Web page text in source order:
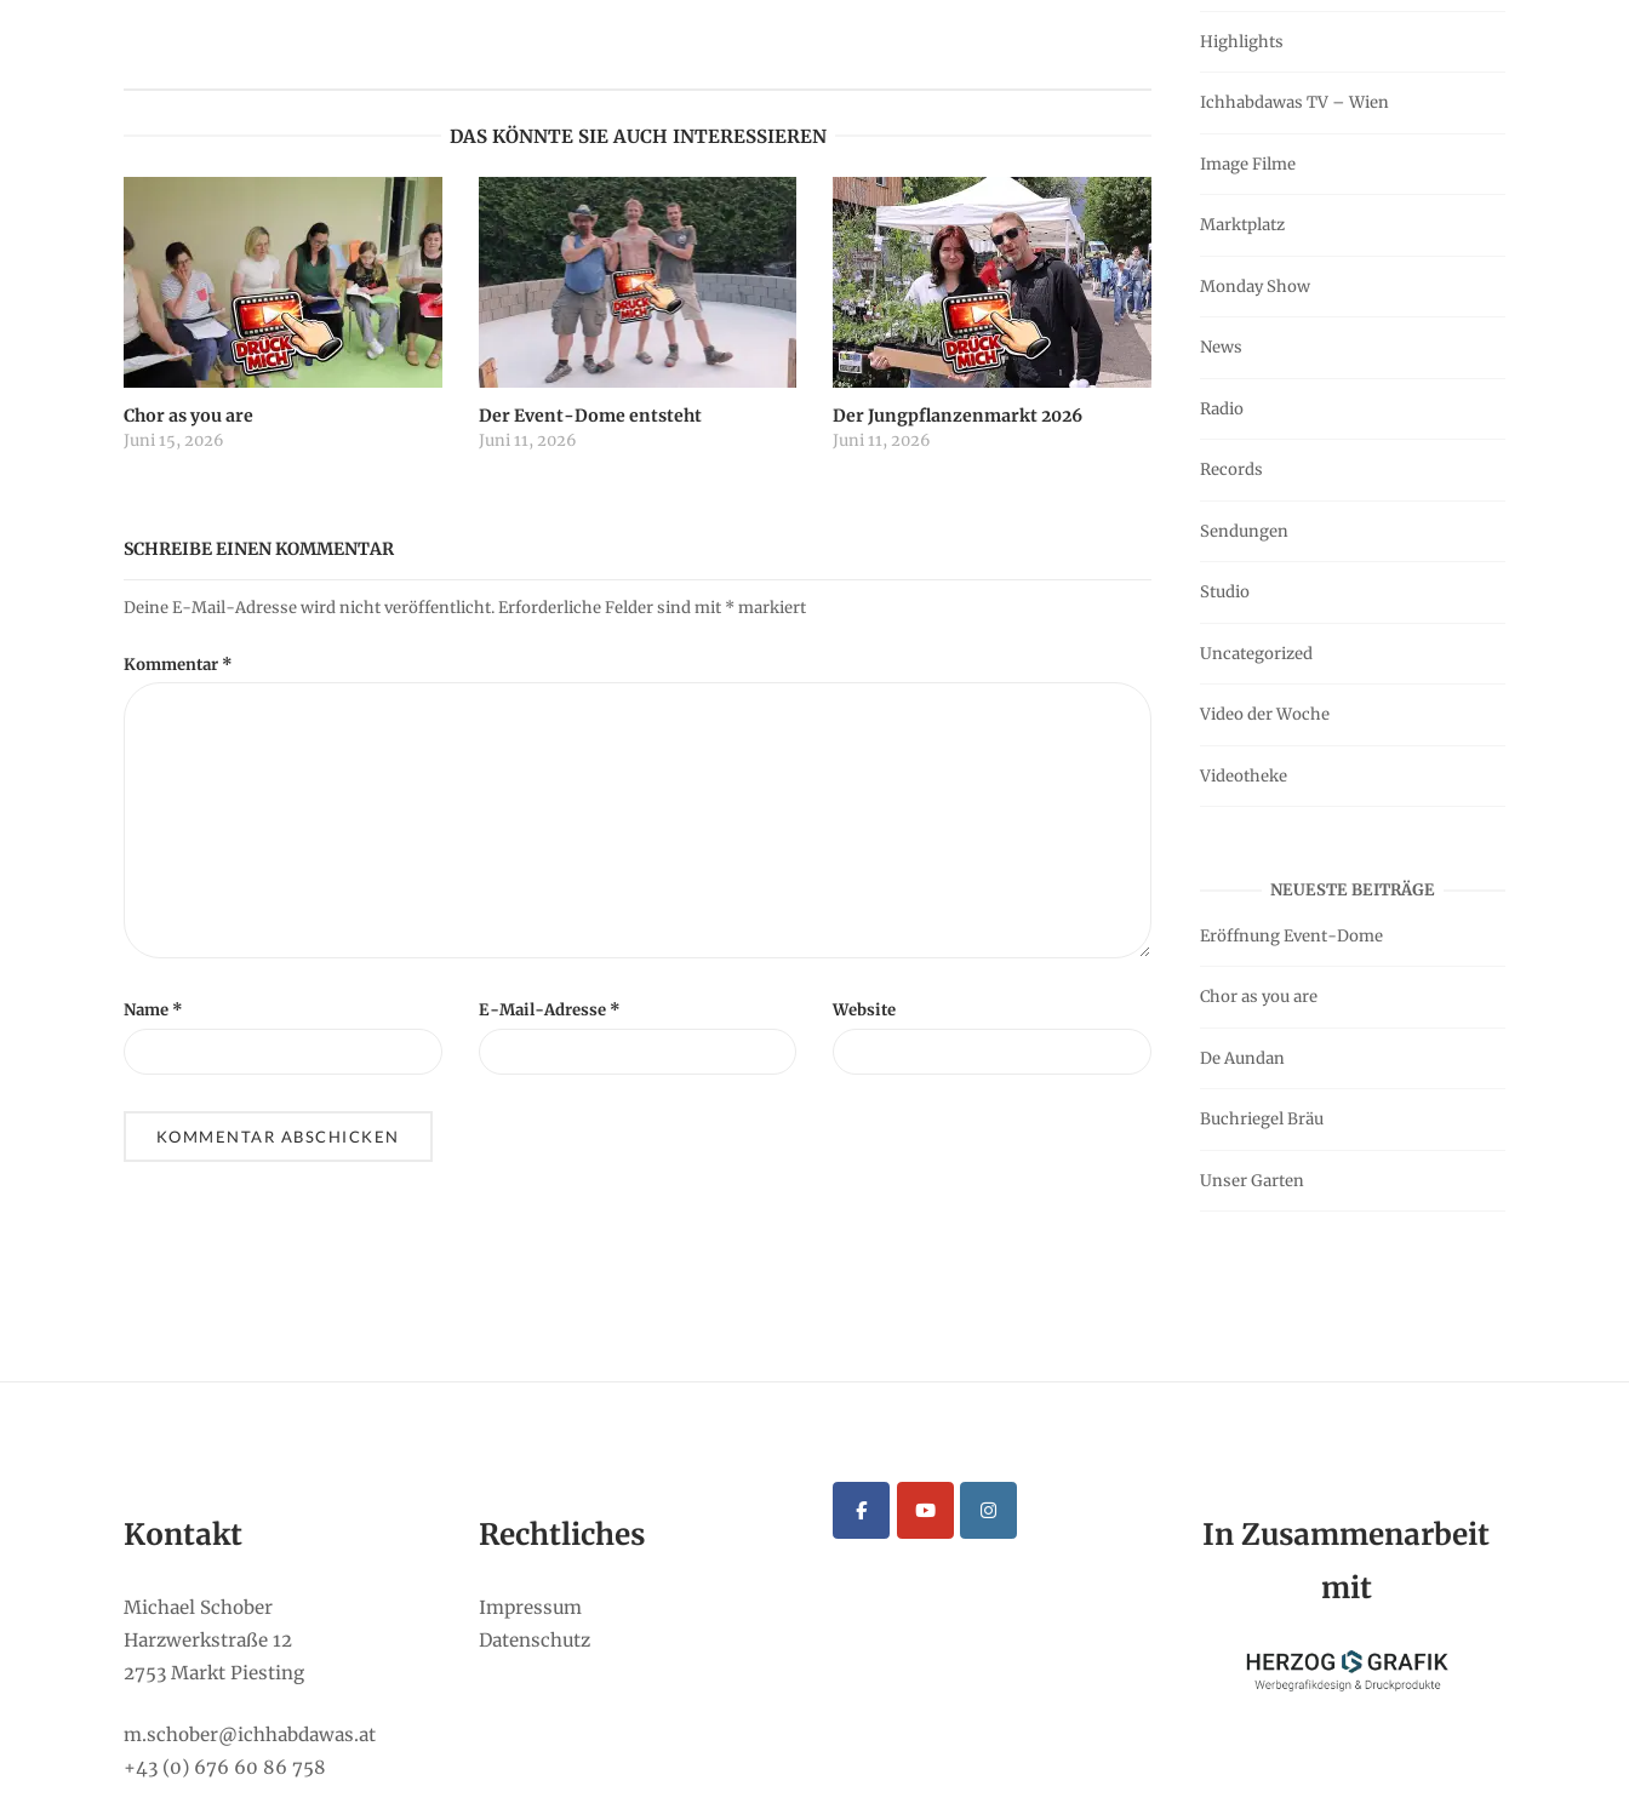
n
a
v
i
t
i
DAS KÖNNTE SIE AUCH INTERESSIEREN
Chor as you are
Juni 15, 2026
Der Event-Dome entsteht
Juni 11, 2026
Der Jungpflanzenmarkt 2026
Juni 11, 2026
SCHREIBE EINEN KOMMENTAR
Deine E-Mail-Adresse wird nicht veröffentlicht.Erforderliche Felder sind mit * markiert
Kommentar *
Name * E-Mail-Adresse * Website
Highlights
Ichhabdawas TV – Wien
Image Filme
Marktplatz
Monday Show
News
Radio
Records
Sendungen
Studio
Uncategorized
Video der Woche
Videotheke
NEUESTE BEITRÄGE
Eröffnung Event-Dome
Chor as you are
De Aundan
Buchriegel Bräu
Unser Garten
Kontakt
Michael Schober
Harzwerkstraße 12
2753 Markt Piesting
m.schober@ichhabdawas.at
+43 (0) 676 60 86 758
Rechtliches
Impressum
Datenschutz
In Zusammenarbeit
mit